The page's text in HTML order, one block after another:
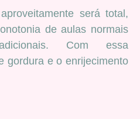
será total,
de aulas normais
Com essa
gordura e o enrijecimento